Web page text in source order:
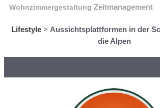
Wohnzimmergestaltung Zeitmanagement
Lifestyle > Aussichtsplattformen in der
die Alpen